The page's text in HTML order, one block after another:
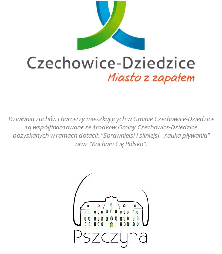
Działania zuchów i harcerzy mieszkających w Gminie Czechowice-Dziedzice
są współfinansowane ze środków Gminy Czechowice-Dziedzice
pozyskanych w ramach dotacji: "Sprawniejsi i silniejsi - nauka pływania"
oraz "Kocham Cię Polsko".